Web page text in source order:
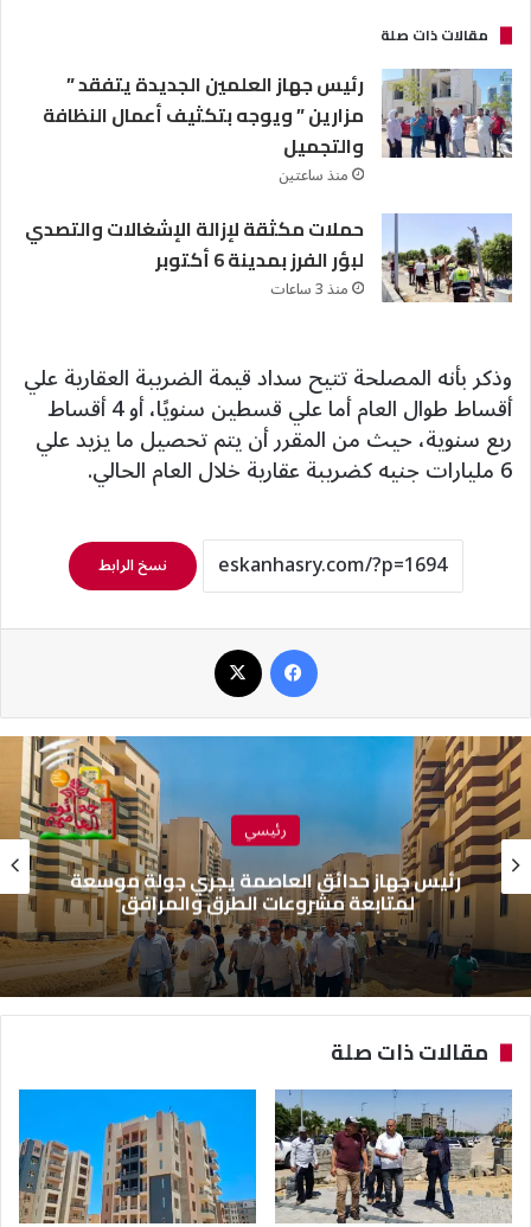
مقالات ذات صلة
رئيس جهاز العلمين الجديدة يتفقد ”
مزارين ” ويوجه بتكثيف أعمال النظافة
والتجميل
منذ ساعتين
حملات مكثقة لإزالة الإشغالات والتصدي
لبؤر الفرز بمدينة 6 أكتوبر
منذ 3 ساعات
وذكر بأنه المصلحة تتيح سداد قيمة الضريبة العقارية علي
أقساط طوال العام أما علي قسطين سنويًا، أو 4 أقساط
ربع سنوية، حيث من المقرر أن يتم تحصيل ما يزيد علي
6 مليارات جنيه كضريبة عقارية خلال العام الحالي.
نسخ الرابط
رئيسي
رئيس جهاز حدائق العاصمة يجري جولة موسعة
لمتابعة مشروعات الطرق والمرافق
مقالات ذات صلة